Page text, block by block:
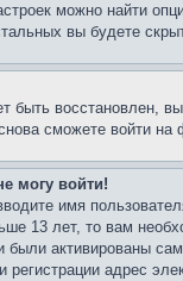
можно найти
вы будете
быть восстановлен,
сможете войти на
могу войти!
имя
13 лет, то вам
были активированы
адрес